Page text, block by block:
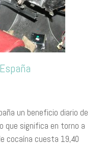
un beneficio diario de
que significa en torno a
cocaína cuesta 19,40